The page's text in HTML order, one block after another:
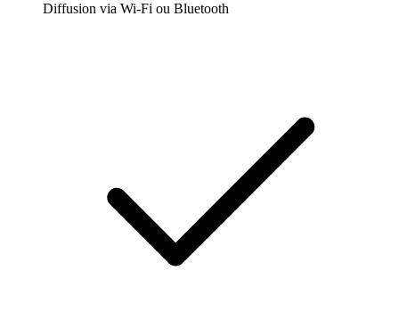
Diffusion via Wi-Fi ou Bluetooth